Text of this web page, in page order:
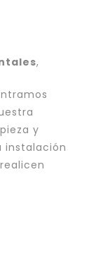
,
y
instalación